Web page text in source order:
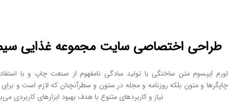
طراحی اختصاصی سایت مجموعه غذایی
لورم ایپسوم متن ساختگی با تولید سادگی نامفهوم از صنعت چاپ و با
چاپگرها و متون بلکه روزنامه و مجله در ستون و سطرآنچنان که لازم است و
نیاز و کاربردهای متنوع با هدف بهبود ابزارهای کاربردی